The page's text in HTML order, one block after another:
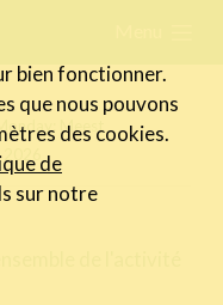
Meest
de l'activité
bien fonctionner.
que nous pouvons
des cookies.
de
sur notre